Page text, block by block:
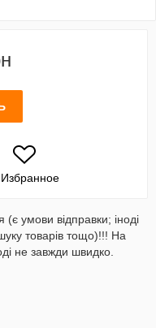
умови відправки; іноді
товарів тощо)!!! На
не завжди швидко.